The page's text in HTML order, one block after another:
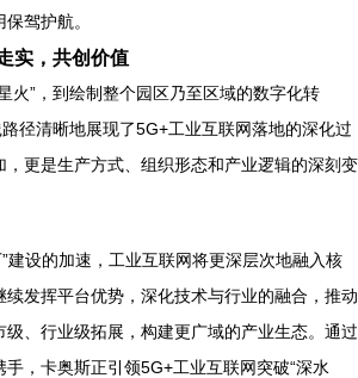
驾护航。
实，共创价值
火”，到绘制整个园区乃至区域的数字化转
径清晰地展现了5G+工业互联网落地的深化过
更是生产方式、组织形态和产业逻辑的深刻变
建设的加速，工业互联网将更深层次地融入核
发挥平台优势，深化技术与行业的融合，推动
、行业级拓展，构建更广域的产业生态。通过
，卡奥斯正引领5G+工业互联网突破“深水